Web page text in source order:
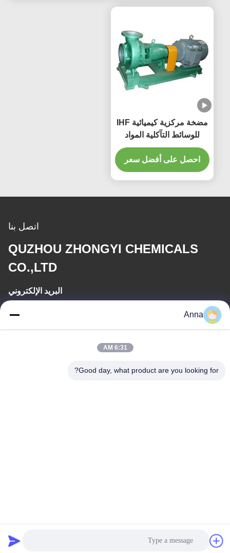
مضخة مركزية كيميائية IHF
للوسائط التآكلية المواد
القوية نطاق درجة حرارة
واسعة عمر طويل
احصل على أفضل سعر
اتصل بنا
QUZHOU ZHONGYI CHEMICALS
CO.,LTD
البريد الإلكتروني
wfmbeide@163.com
سياسة الخصوصية
Anna
6:31 AM
Good day, what product are you looking for?